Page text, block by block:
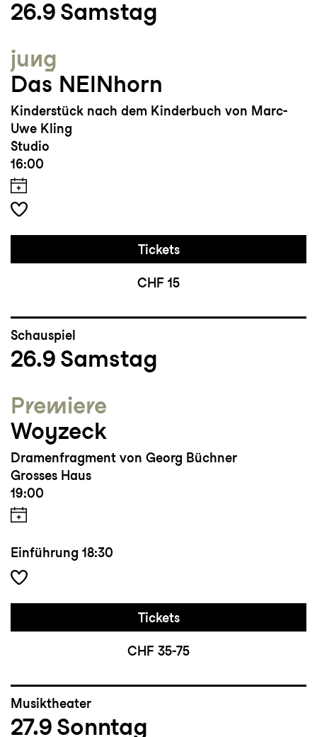
26.9 Samstag
jung
Das NEINhorn
Kinderstück nach dem Kinderbuch von Marc-
Uwe Kling
Studio
16:00
Tickets
CHF 15
Schauspiel
26.9 Samstag
Premiere
Woyzeck
Dramenfragment von Georg Büchner
Grosses Haus
19:00
Einführung 18:30
Tickets
CHF 35-75
Musiktheater
27.9 Sonntag